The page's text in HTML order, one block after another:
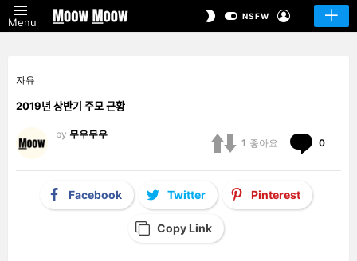
Menu
SWITCHNSFW
자유
2019년 상반기 주모 근황
by 무우무우
1 좋아요 0
Facebook Twitter Pinterest
Copy Link